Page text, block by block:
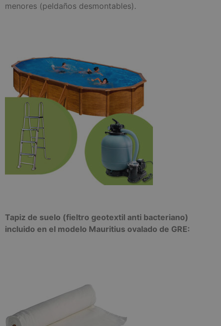
menores (peldaños desmontables).
Tapiz de suelo (fieltro geotextil anti bacteriano)
incluido en el modelo Mauritius ovalado de GRE: